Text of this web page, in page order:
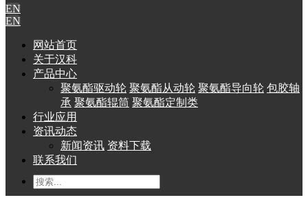
EN
EN
网站首页
关于汉科
产品中心
聚氨酯驱动轮 聚氨酯从动轮 聚氨酯导向轮 包胶轴
承 聚氨酯辊筒 聚氨酯定制类
行业应用
资讯动态
新闻资讯 资料下载
联系我们